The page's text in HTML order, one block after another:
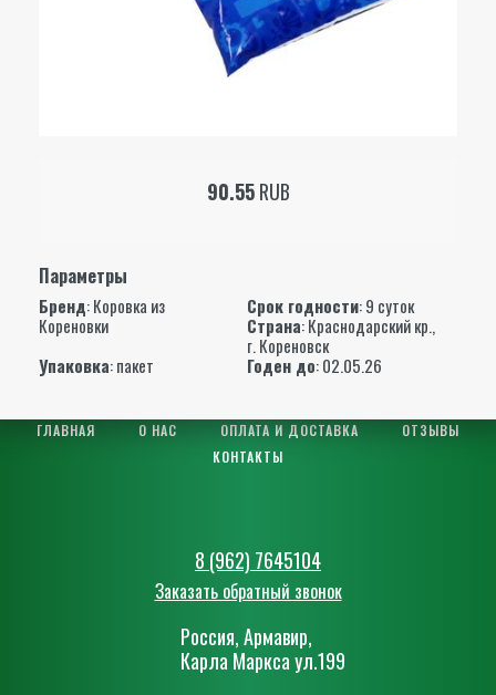
90.55 RUB
Параметры
Бренд:Коровка из
Кореновки
Срок годности: 9 суток
Страна: Краснодарский кр.,
г. Кореновск
Упаковка: пакет Годен до: 02.05.26
ГЛАВНАЯ О НАС ОПЛАТА И ДОСТАВКА
ОТЗЫВЫ
КОНТАКТЫ
8 (962) 7645104
Заказать обратный звонок
Россия, Армавир,
Карла Маркса ул.199